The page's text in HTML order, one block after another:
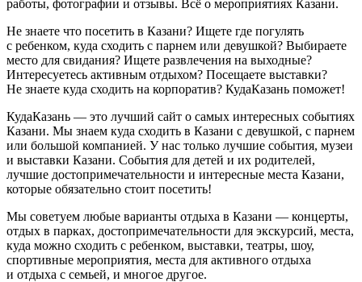
работы, фотографии и отзывы. Всё о мероприятиях Казани.
Не знаете что посетить в Казани? Ищете где погулять
с ребенком, куда сходить с парнем или девушкой? Выбираете
место для свидания? Ищете развлечения на выходные?
Интересуетесь активным отдыхом? Посещаете выставки?
Не знаете куда сходить на корпоратив? КудаКазань поможет!
КудаКазань — это лучший сайт о самых интересных событиях
Казани. Мы знаем куда сходить в Казани с девушкой, с парнем
или большой компанией. У нас только лучшие события, музеи
и выставки Казани. События для детей и их родителей,
лучшие достопримечательности и интересные места Казани,
которые обязательно стоит посетить!
Мы советуем любые варианты отдыха в Казани — концерты,
отдых в парках, достопримечательности для экскурсий, места,
куда можно сходить с ребенком, выставки, театры, шоу,
спортивные мероприятия, места для активного отдыха
и отдыха с семьей, и многое другое.